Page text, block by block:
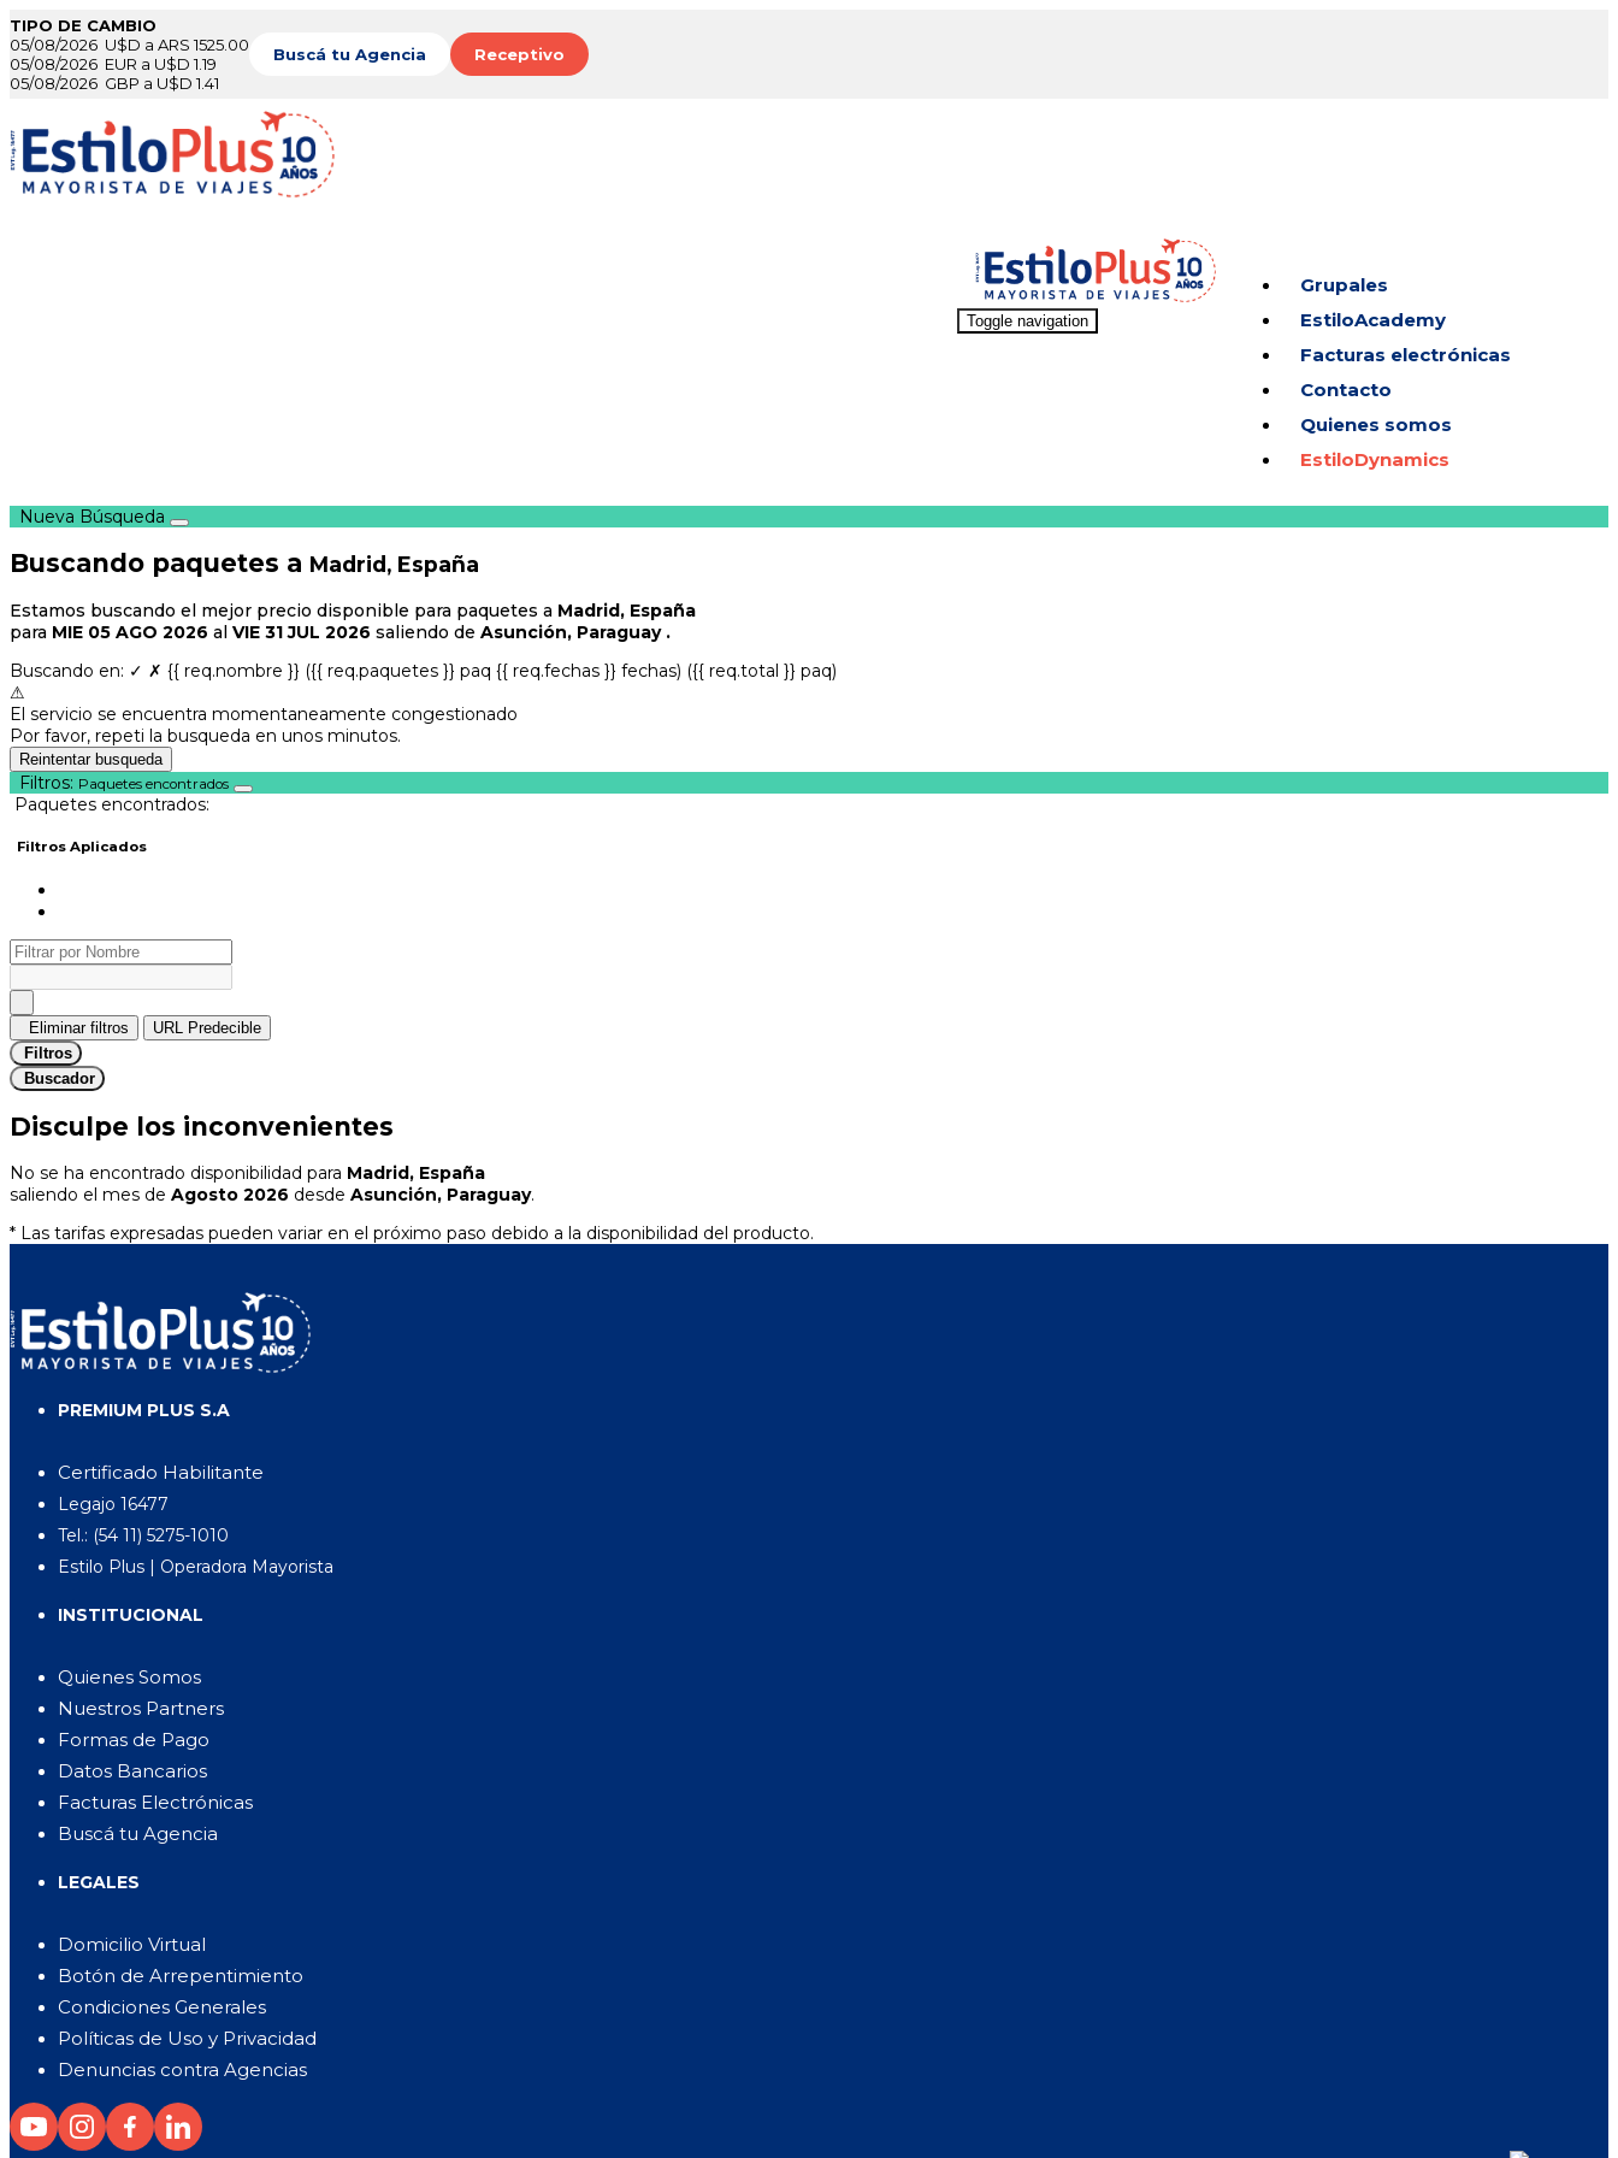
TIPO DE CAMBIO
05/08/2026 U$D a ARS 1525.00
05/08/2026 EUR a U$D 1.19
05/08/2026 GBP a U$D 1.41
Buscá tu Agencia Receptivo
Toggle navigation
Grupales
EstiloAcademy
Facturas electrónicas
Contacto
Quienes somos
EstiloDynamics
Nueva Búsqueda
Buscando paquetes a Madrid, España
Estamos buscando el mejor precio disponible para paquetes a Madrid, España
para MIE 05 AGO 2026 al VIE 31 JUL 2026 saliendo de Asunción, Paraguay .
Buscando en: ✓ ✗ {{ req.nombre }} ({{ req.paquetes }} paq {{ req.fechas }} fechas) ({{ req.total }} paq)
⚠
El servicio se encuentra momentaneamente congestionado
Por favor, repeti la busqueda en unos minutos.
Reintentar busqueda
Filtros: Paquetes encontrados
Paquetes encontrados:
Filtros Aplicados
Eliminar filtros
URL Predecible
Filtros
Buscador
Disculpe los inconvenientes
No se ha encontrado disponibilidad para Madrid, España
saliendo el mes de Agosto 2026 desde Asunción, Paraguay.
* Las tarifas expresadas pueden variar en el próximo paso debido a la disponibilidad del producto.
PREMIUM PLUS S.A
Certificado Habilitante
Legajo 16477
Tel.: (54 11) 5275-1010
Estilo Plus | Operadora Mayorista
INSTITUCIONAL
Quienes Somos
Nuestros Partners
Formas de Pago
Datos Bancarios
Facturas Electrónicas
Buscá tu Agencia
LEGALES
Domicilio Virtual
Botón de Arrepentimiento
Condiciones Generales
Políticas de Uso y Privacidad
Denuncias contra Agencias